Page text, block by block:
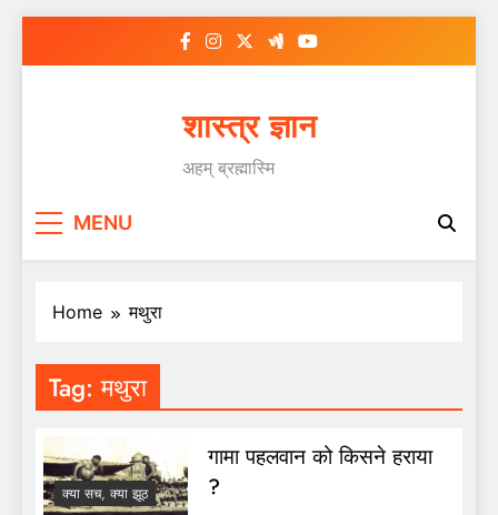
शास्त्र ज्ञान
अहम् ब्रह्मास्मि
MENU
Home मथुरा
Tag:मथुरा
क्या सच, क्या झूठ
गामा पहलवान को किसने हराया
?